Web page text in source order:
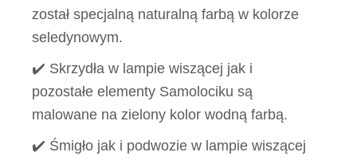
został specjalną naturalną farbą w kolorze
seledynowym.
✔️ Skrzydła w lampie wiszącej jak i
pozostałe elementy Samolociku są
malowane na zielony kolor wodną farbą.
✔️ Śmigło jak i podwozie w lampie wiszącej